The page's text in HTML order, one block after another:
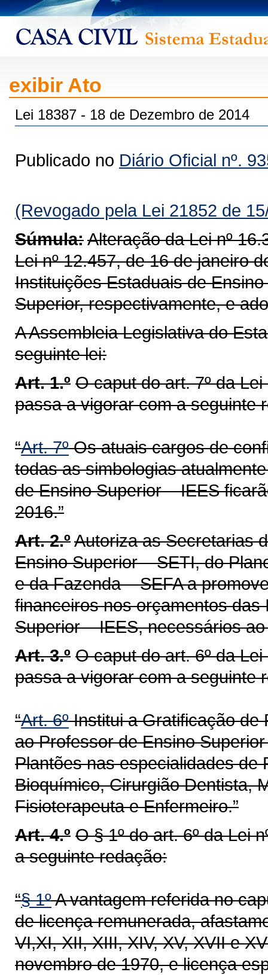
exibir Ato
Lei 18387 - 18 de Dezembro de 2014
Publicado no Diário Oficial nº.
(Revogado pela Lei 21852 de
Súmula:Alteração da Lei nº
Lei nº 12.457, de 16 de janeiro
Instituições Estaduais de
Superior, respectivamente, e
A Assembleia Legislativa do
seguinte lei:
Art. 1.º O caput do art. 7º da
passa a vigorar com a seguinte
“Art. 7ºOs atuais cargos de
todas as simbologias
de Ensino Superior – IEES
2016.”
Art. 2.ºAutoriza as Secretarias
Ensino Superior – SETI, do
e da Fazenda – SEFA a
financeiros nos orçamentos
Superior – IEES, necessários
Art. 3.º O caput do art. 6º da
passa a vigorar com a seguinte
“Art. 6ºInstitui a Gratificação de
ao Professor de Ensino
Plantões nas especialidades de
Bioquímico, Cirurgião Dentista,
Fisioterapeuta e Enfermeiro.”
Art. 4.º O § 1º do art. 6º da Lei
a seguinte redação:
“§ 1ºA vantagem referida no
de licença remunerada,
VI,XI, XII, XIII, XIV, XV, XVII e
novembro de 1970, e licença